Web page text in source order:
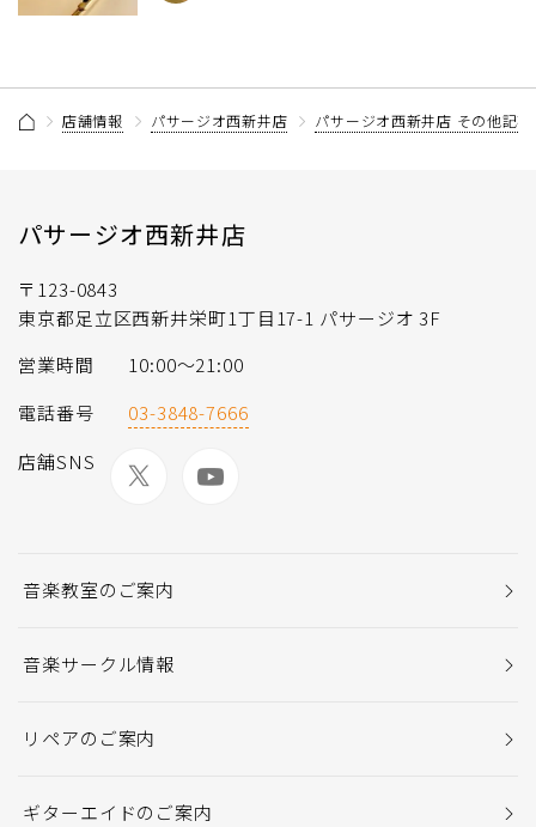
店舗情報 パサージオ西新井店 パサージオ西新井店 その他記
パサージオ西新井店
〒123-0843
東京都足立区西新井栄町1丁目17-1 パサージオ 3F
営業時間
10:00〜21:00
電話番号
03-3848-7666
店舗SNS
音楽教室のご案内
音楽サークル情報
リペアのご案内
ギターエイドのご案内